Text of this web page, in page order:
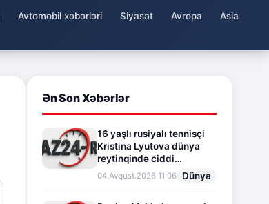
Avtomobil xəbərləri Siyasət Avropa
Asia
Ən Son Xəbərlər
16 yaşlı rusiyalı tennisçi
Kristina Lyutova dünya
reytinqində ciddi
irəliləyişə imza atdı
04.Avqust.2026 11:06 Dünya